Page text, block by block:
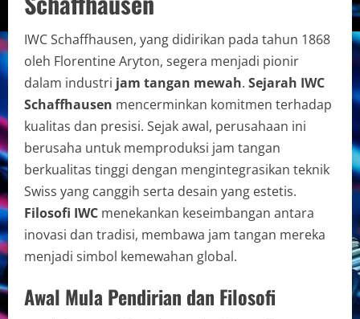
IWC Schaffhausen, yang didirikan pada tahun 1868
oleh Florentine Aryton, segera menjadi pionir
dalam industri jam tangan mewah. Sejarah IWC
Schaffhausen mencerminkan komitmen terhadap
kualitas dan presisi. Sejak awal, perusahaan ini
berusaha untuk memproduksi jam tangan
berkualitas tinggi dengan mengintegrasikan teknik
Swiss yang canggih serta desain yang estetis.
Filosofi IWC menekankan keseimbangan antara
inovasi dan tradisi, membawa jam tangan mereka
menjadi simbol kemewahan global.
Awal Mula Pendirian dan Filosofi